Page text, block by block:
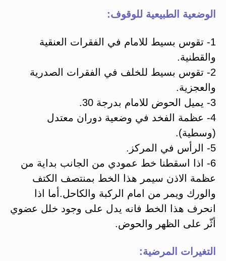
الوضعية الطبيعية للوقوف:
1- تقوس بسيط للامام في الفقرات العنقية
والقطنية.
2- تقوس بسيط للخلف في الفقرات الصدرية
والعجزية.
3- يميل الحوض للامام بدرجة 30.
4- عظمة الفخد في وضعية دوران معتدل
(وسطية).
5- الرأس في المركز.
6- اذا اسقطنا خط عمودي من الجانب بداية من
عظمة الاذن سيمر هذا الخط بمنتصف الكتف
والورك ويمر من امام الركبة والكاحل.أما اذا
انحرف هذا الخط فانه يدل على وجود خلل عضوي
أثّر على الظهر والحوض.
التغيرات المرضية: